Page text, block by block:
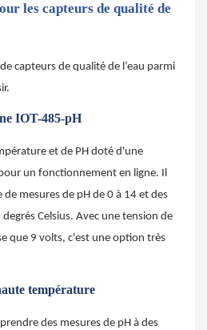
les capteurs de qualité de
capteurs de qualité de l’eau parmi
IOT-485-pH
et de PH doté d'une
un fonctionnement en ligne. Il
mesures de pH de 0 à 14 et des
Celsius. Avec une tension de
que 9 volts, c'est une option très
température
des mesures de pH à des